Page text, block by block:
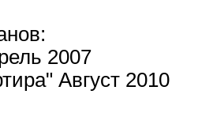
2007
Август 2010